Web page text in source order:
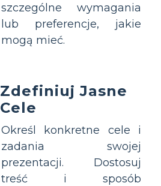
szczególne wymagania
lub preferencje, jakie
mogą mieć.
Zdefiniuj Jasne
Cele
Określ konkretne cele i
zadania swojej
prezentacji. Dostosuj
treść i sposób